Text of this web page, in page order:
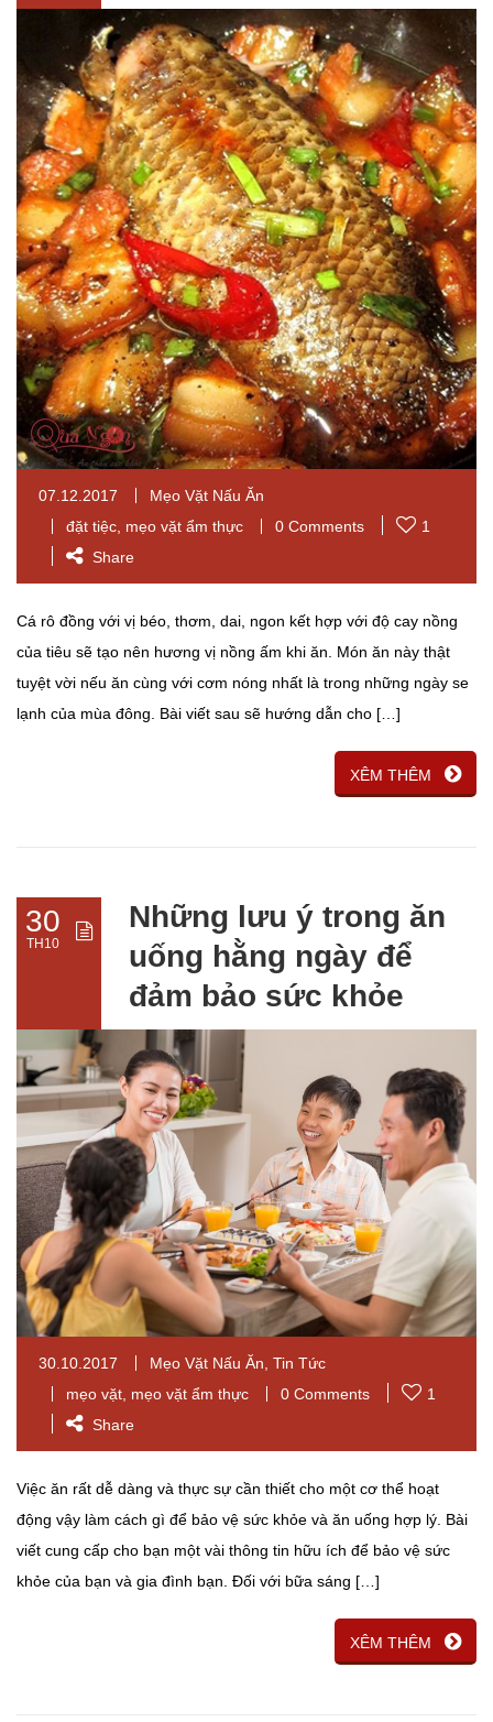
07.12.2017
Mẹo Vặt Nấu Ăn
đặt tiệc mẹo vặt ẩm thực 0 Comments
1
Share
Cá rô đồng với vị béo, thơm, dai, ngon kết hợp với độ cay nồng
của tiêu sẽ tạo nên hương vị nồng ấm khi ăn. Món ăn này thật
tuyệt vời nếu ăn cùng với cơm nóng nhất là trong những ngày se
lạnh của mùa đông. Bài viết sau sẽ hướng dẫn cho […]
XÊM THÊM
30
TH10
Những lưu ý trong ăn
uống hằng ngày để
đảm bảo sức khỏe
30.10.2017 Mẹo Vặt Nấu Ăn Tin Tức
mẹo vặt mẹo vặt ẩm thực 0 Comments
1
Share
Việc ăn rất dễ dàng và thực sự cần thiết cho một cơ thể hoạt
động vậy làm cách gì để bảo vệ sức khỏe và ăn uống hợp lý. Bài
viết cung cấp cho bạn một vài thông tin hữu ích để bảo vệ sức
khỏe của bạn và gia đình bạn. Đối với bữa sáng […]
XÊM THÊM